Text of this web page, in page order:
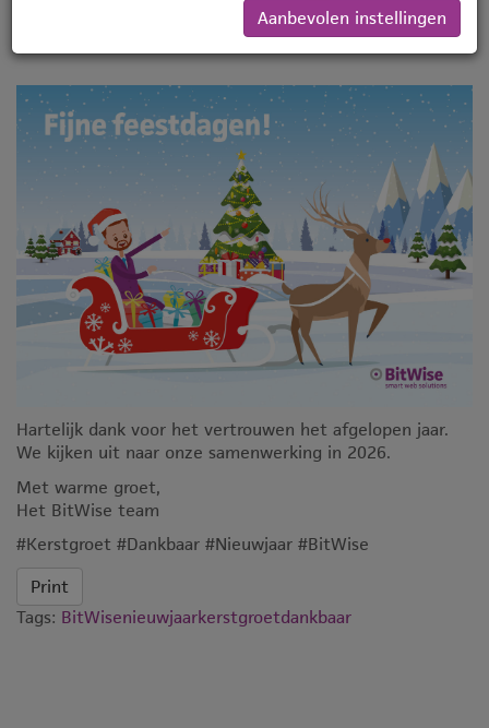
Namens het hele team van BitWise wensen wij u hele
fijne feestdagen en een succesvol nieuwjaar!
Hartelijk dank voor het vertrouwen het afgelopen jaar.
We kijken uit naar onze samenwerking in 2026.
Met warme groet,
Het BitWise team
#Kerstgroet #Dankbaar #Nieuwjaar #BitWise
Print
Tags: BitWisenieuwjaarkerstgroetdankbaar
Aanbevolen instellingen